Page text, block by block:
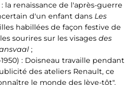
: la renaissance de l'après-guerre
d'un enfant dans Les
habillées de façon festive de
sourires sur les visages des
;
1950) : Doisneau travaille pendant
des ateliers Renault, ce
le monde des lève-tôt".